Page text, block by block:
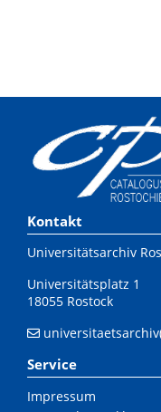
Kontakt
Universitätsarchiv
Universitätsplatz 1
18055 Rostock
Service
Impressum